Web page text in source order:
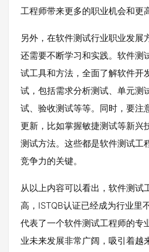
工程师带来更多的职业机会和更
另外，在软件测试行业职业发展
还需要不断学习和实践。软件测
试工具和方法，全面了解软件开
试，包括需求分析测试、单元测
试、验收测试等等。同时，要注
更新，比如掌握敏捷测试等新兴
测试方法。这些都是软件测试工
竞争力的关键。
从以上内容可以看出，软件测试
高，ISTQB认证已经成为行业里
代表了一个软件测试工程师的专
业未来发展非常广阔，吸引着越